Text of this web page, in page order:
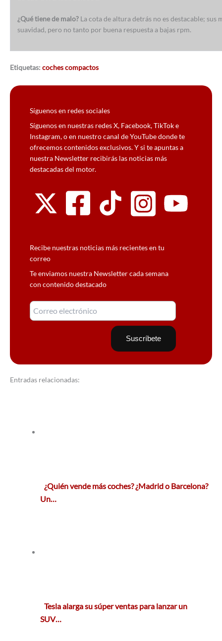
¿Qué tiene de malo? La cota de altura detrás no es destacable; sus
suavidad, pero no tanto por buena respuesta a bajas rpm.
Etiquetas: coches compactos
Síguenos en redes sociales
Síguenos en nuestras redes X, Facebook, TikTok e
Instagram, o en nuestro canal de YouTube donde te
ofrecemos contenidos exclusivos. Y si te apuntas a
nuestra Newsletter recibirás las noticias más
destacadas del motor.
Recibe nuestras noticias más recientes en tu
correo
Te enviamos nuestra Newsletter cada semana
con contenido destacado
Entradas relacionadas:
¿Quién vende más coches? ¿Madrid o Barcelona?
Un…
Tesla alarga su súper ventas para lanzar un
SUV…